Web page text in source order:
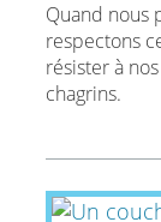
Quand nous
respectons
résister à
chagrins.